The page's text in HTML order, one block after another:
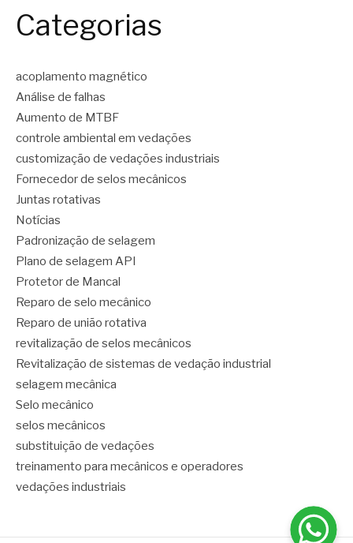
Categorias
acoplamento magnético
Análise de falhas
Aumento de MTBF
controle ambiental em vedações
customização de vedações industriais
Fornecedor de selos mecânicos
Juntas rotativas
Notícias
Padronização de selagem
Plano de selagem API
Protetor de Mancal
Reparo de selo mecânico
Reparo de união rotativa
revitalização de selos mecânicos
Revitalização de sistemas de vedação industrial
selagem mecânica
Selo mecânico
selos mecânicos
substituição de vedações
treinamento para mecânicos e operadores
vedações industriais